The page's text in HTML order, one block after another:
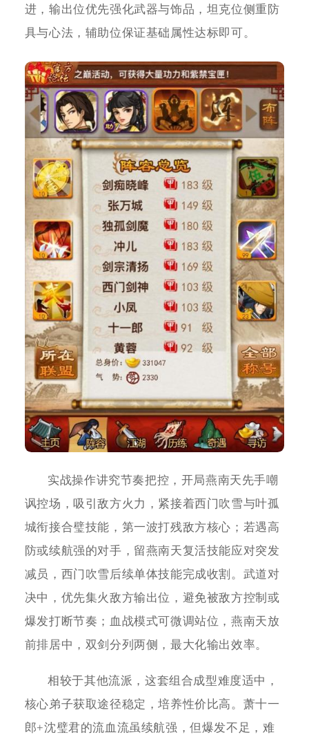
进，输出位优先强化武器与饰品，坦克位侧重防
具与心法，辅助位保证基础属性达标即可。
实战操作讲究节奏把控，开局燕南天先手嘲
讽控场，吸引敌方火力，紧接着西门吹雪与叶孤
城衔接合璧技能，第一波打残敌方核心；若遇高
防或续航强的对手，留燕南天复活技能应对突发
减员，西门吹雪后续单体技能完成收割。武道对
决中，优先集火敌方输出位，避免被敌方控制或
爆发打断节奏；血战模式可微调站位，燕南天放
前排居中，双剑分列两侧，最大化输出效率。
相较于其他流派，这套组合成型难度适中，
核心弟子获取途径稳定，培养性价比高。萧十一
郎+沈璧君的流血流虽续航强，但爆发不足，难